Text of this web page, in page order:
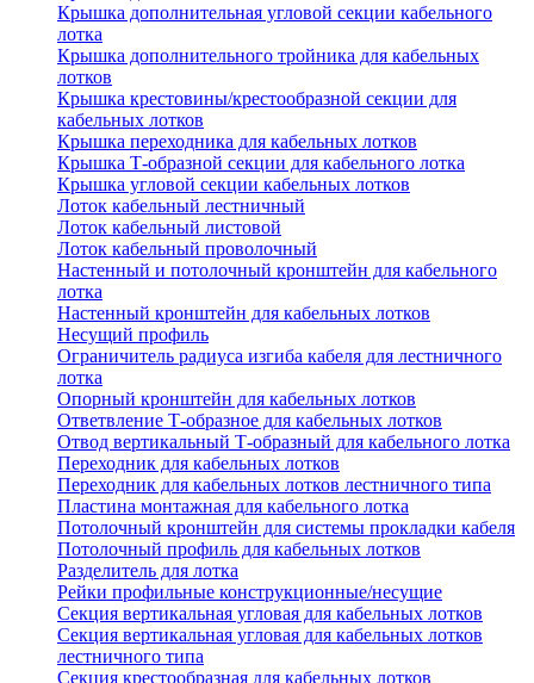
Крышка дополнительная угловой секции кабельного
лотка
Крышка дополнительного тройника для кабельных
лотков
Крышка крестовины/крестообразной секции для
кабельных лотков
Крышка переходника для кабельных лотков
Крышка Т-образной секции для кабельного лотка
Крышка угловой секции кабельных лотков
Лоток кабельный лестничный
Лоток кабельный листовой
Лоток кабельный проволочный
Настенный и потолочный кронштейн для кабельного
лотка
Настенный кронштейн для кабельных лотков
Несущий профиль
Ограничитель радиуса изгиба кабеля для лестничного
лотка
Опорный кронштейн для кабельных лотков
Ответвление Т-образное для кабельных лотков
Отвод вертикальный Т-образный для кабельного лотка
Переходник для кабельных лотков
Переходник для кабельных лотков лестничного типа
Пластина монтажная для кабельного лотка
Потолочный кронштейн для системы прокладки кабеля
Потолочный профиль для кабельных лотков
Разделитель для лотка
Рейки профильные конструкционные/несущие
Секция вертикальная угловая для кабельных лотков
Секция вертикальная угловая для кабельных лотков
лестничного типа
Секция крестообразная для кабельных лотков